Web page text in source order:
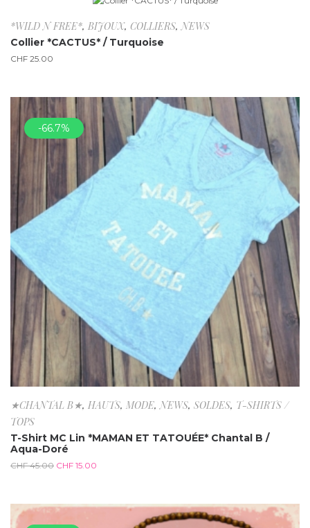
*WILD N FREE*, BIJOUX, COLLIERS,NEWS
Collier *CACTUS* / Turquoise
CHF 25.00
-66.7%
★CHANTAL B★, HAUTS, MODE,NEWS, SOLDES, T-SHIRTS /
TOPS
T-Shirt MC Lin *MAMAN ET TATOUÉE* Chantal B /
Aqua-Doré
CHF45.00 CHF 15.00